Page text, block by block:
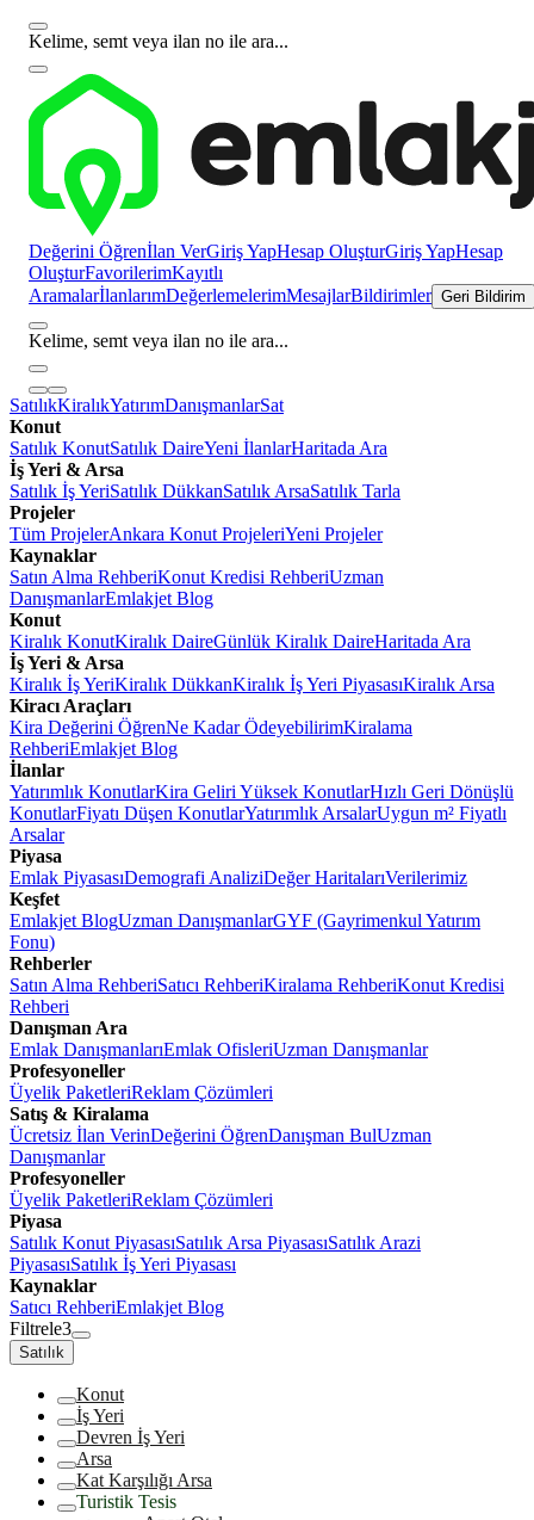
Kelime, semt veya ilan no ile ara...
Değerini Öğrenİlan VerGiriş YapHesap OluşturGiriş YapHesap
OluşturFavorilerimKayıtlı
AramalarİlanlarımDeğerlemelerimMesajlarBildirimler Geri Bildirim
Kelime, semt veya ilan no ile ara...
SatılıkKiralıkYatırımDanışmanlarSat
Konut
Satılık KonutSatılık DaireYeni İlanlarHaritada Ara
İş Yeri & Arsa
Satılık İş YeriSatılık DükkanSatılık ArsaSatılık Tarla
Projeler
Tüm ProjelerAnkara Konut ProjeleriYeni Projeler
Kaynaklar
Satın Alma RehberiKonut Kredisi RehberiUzman
DanışmanlarEmlakjet Blog
Konut
Kiralık KonutKiralık DaireGünlük Kiralık DaireHaritada Ara
İş Yeri & Arsa
Kiralık İş YeriKiralık DükkanKiralık İş Yeri PiyasasıKiralık Arsa
Kiracı Araçları
Kira Değerini ÖğrenNe Kadar ÖdeyebilirimKiralama
RehberiEmlakjet Blog
İlanlar
Yatırımlık KonutlarKira Geliri Yüksek KonutlarHızlı Geri Dönüşlü
KonutlarFiyatı Düşen KonutlarYatırımlık ArsalarUygun m² Fiyatlı
Arsalar
Piyasa
Emlak PiyasasıDemografi AnaliziDeğer HaritalarıVerilerimiz
Keşfet
Emlakjet BlogUzman DanışmanlarGYF (Gayrimenkul Yatırım
Fonu)
Rehberler
Satın Alma RehberiSatıcı RehberiKiralama RehberiKonut Kredisi
Rehberi
Danışman Ara
Emlak DanışmanlarıEmlak OfisleriUzman Danışmanlar
Profesyoneller
Üyelik PaketleriReklam Çözümleri
Satış & Kiralama
Ücretsiz İlan VerinDeğerini ÖğrenDanışman BulUzman
Danışmanlar
Profesyoneller
Üyelik PaketleriReklam Çözümleri
Piyasa
Satılık Konut PiyasasıSatılık Arsa PiyasasıSatılık Arazi
PiyasasıSatılık İş Yeri Piyasası
Kaynaklar
Satıcı RehberiEmlakjet Blog
Filtrele3
Satılık
Konut
İş Yeri
Devren İş Yeri
Arsa
Kat Karşılığı Arsa
Turistik Tesis